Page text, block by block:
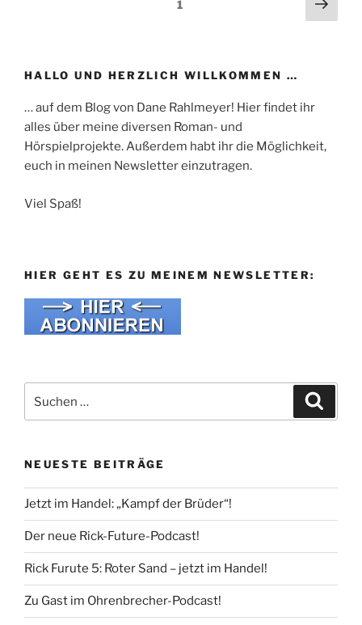
Seite1
HALLO UND HERZLICH WILLKOMMEN …
… auf dem Blog von Dane Rahlmeyer! Hier findet ihr
alles über meine diversen Roman- und
Hörspielprojekte. Außerdem habt ihr die Möglichkeit,
euch in meinen Newsletter einzutragen.
Viel Spaß!
HIER GEHT ES ZU MEINEM NEWSLETTER:
nach:
NEUESTE BEITRÄGE
Jetzt im Handel: „Kampf der Brüder“!
Der neue Rick-Future-Podcast!
Rick Furute 5: Roter Sand – jetzt im Handel!
Zu Gast im Ohrenbrecher-Podcast!